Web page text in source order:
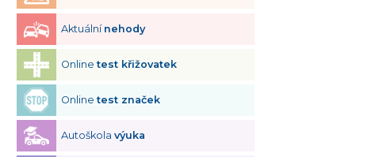
Aktuální nehody
Onlinetest křižovatek
Onlinetest značek
Autoškolavýuka